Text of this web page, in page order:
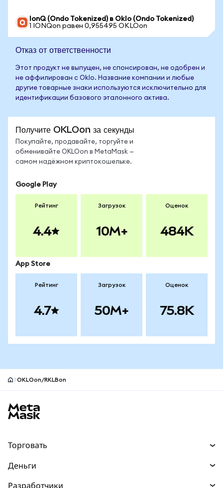
IonQ (Ondo Tokenized) в Oklo (Ondo Tokenized)
1 IONQon равен 0,955495 OKLOon
Отказ от ответственности
Этот продукт не выпущен, не спонсирован, не одобрен и
не аффилирован с Oklo. Название компании и любые
другие товарные знаки используются исключительно для
идентификации базового эталонного актива.
Получите OKLOon за секунды
Покупайте, продавайте, торгуйте и
обменивайте OKLOon в MetaMask —
самом надёжном криптокошельке.
Google Play
Рейтинг
4.4
Загрузок
10M+
Оценок
484K
App Store
Рейтинг
4.7
Загрузок
50M+
Оценок
75.8K
OKLOon/RKLBon
Торговать
Деньги
Разработчики